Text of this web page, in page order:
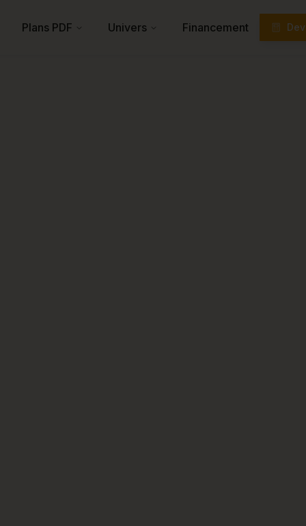
Plans PDF Univers Financement